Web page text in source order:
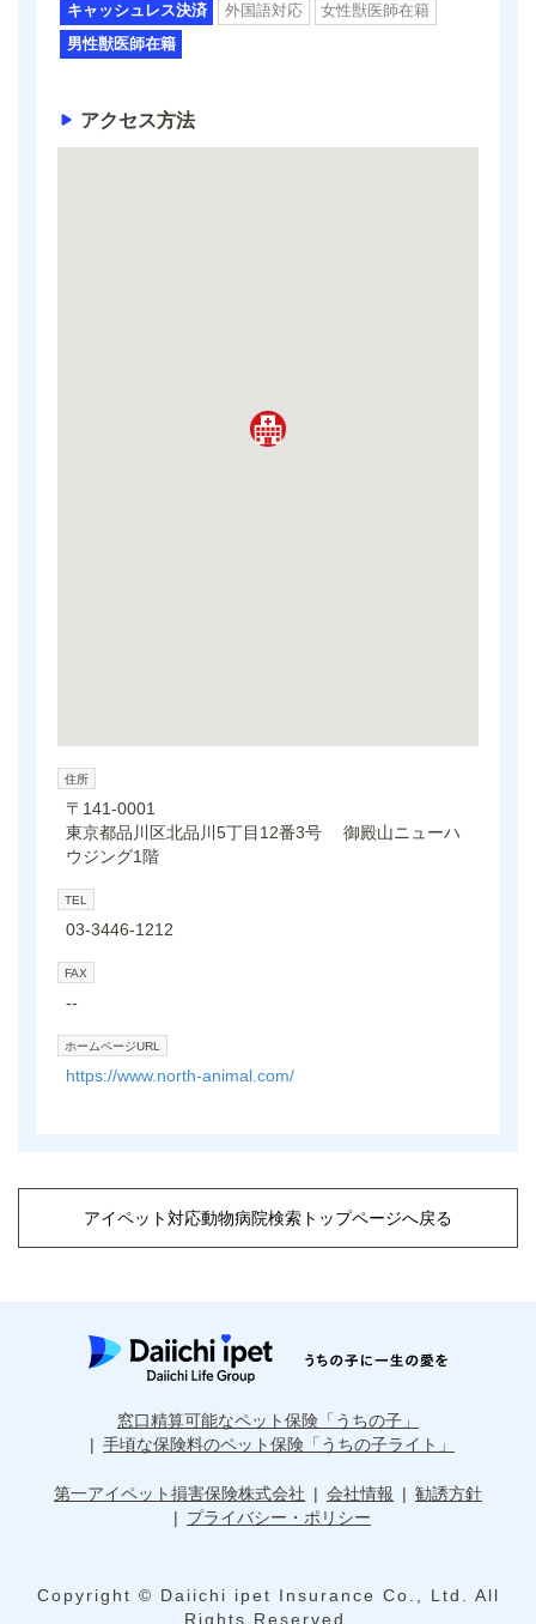
キャッシュレス決済
外国語対応
女性獣医師在籍
男性獣医師在籍
アクセス方法
住所
〒141-0001
東京都品川区北品川5丁目12番3号 御殿山ニューハ
ウジング1階
TEL
03-3446-1212
FAX
--
ホームページURL
https://www.north-animal.com/
アイペット対応動物病院検索トップページへ戻る
窓口精算可能なペット保険「うちの子」
手頃な保険料のペット保険「うちの子ライト」
第一アイペット損害保険株式会社 会社情報
勧誘方針
プライバシー・ポリシー
Copyright © Daiichi ipet Insurance Co., Ltd. All
Rights Reserved.